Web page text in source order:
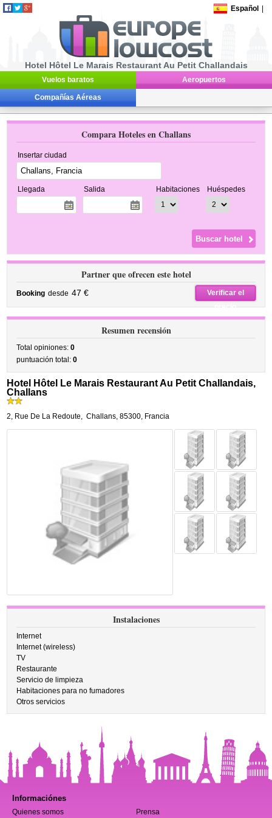
Español
Hotel Hôtel Le Marais Restaurant Au Petit Challandais
Vuelos baratos Aeropuertos
Compañías Aéreas
Compara Hoteles en Challans
Insertar ciudad
Llegada Salida Habitaciones Huéspedes
Partner que ofrecen este hotel
Booking desde 47 €
Verificar el
precio
Resumen recensión
Total opiniones:0
puntuación total:0
Hotel Hôtel Le Marais Restaurant Au Petit Challandais,
Challans
2, Rue De La Redoute, Challans,85300, Francia
Instalaciones
Internet
Internet (wireless)
TV
Restaurante
Servicio de limpieza
Habitaciones para no fumadores
Otros servicios
Informaciónes
Quienes somos Prensa